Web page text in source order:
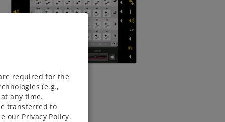
required for the
(e.g.,
any time.
transferred to
our Privacy Policy.